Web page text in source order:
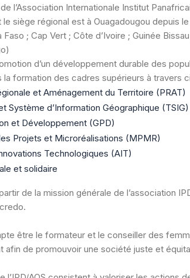
l’Association Internationale Institut
le siège régional est à Ouagadougou depuis
Faso ; Cap Vert ; Côte d’Ivoire ; Guinée
d’un développement durable des
la formation des cadres supérieurs à travers
et Aménagement du Territoire (PRAT)
Système d’Information Géographique (TSIG)
et Développement (GPD)
Projets et Microréalisations (MPMR)
Technologiques (AIT)
et solidaire
de la mission générale de l’association
être le formateur et le conseiller des
afin de promouvoir une société juste et